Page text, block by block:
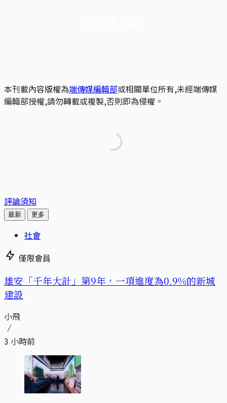
本刊載內容版權為端傳媒編輯部或相關單位所有,未經端傳媒
編輯部授權,請勿轉載或複製,否則即為侵權。
評論須知
最新 更多
社會
僅限會員
​​雄安「千年大計」第9年，一項進度為0.9%的新城
建設
小飛
3 小時前